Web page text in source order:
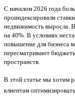
С началом 2026 года
проиндексировали
недвижимость выросла.
на 40%. В условиях
повышение для бизнеса
пересматривают
пространств.
В этой статье мы хотим
клиентам